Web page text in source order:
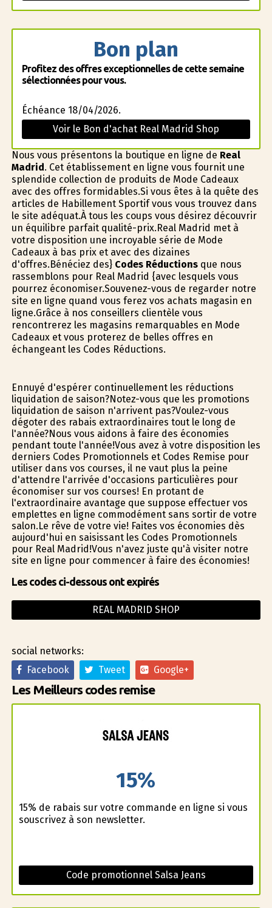
Bon plan
Profitez des offres exceptionnelles de cette semaine
sélectionnées pour vous.
Échéance 18/04/2026.
Voir le Bon d'achat Real Madrid Shop
Nous vous présentons la boutique en ligne de Real
Madrid. Cet établissement en ligne vous fournit une
splendide collection de produits de Mode Cadeaux
avec des offres formidables.Si vous êtes à la quête des
articles de Habillement Sportif vous vous trouvez dans
le site adéquat.À tous les coups vous désirez découvrir
un équilibre parfait qualité-prix.Real Madrid met à
votre disposition une incroyable série de Mode
Cadeaux à bas prix et avec des dizaines
d'offres.Bénéficiez des} Codes Réductionsque nous
rassemblons pour Real Madrid {avec lesquels vous
pourrez économiser.Souvenez-vous de regarder notre
site en ligne quand vous ferez vos achats magasin en
ligne.Grâce à nos conseillers clientèle vous
rencontrerez les magasins remarquables en Mode
Cadeaux et vous profiterez de belles offres en
échangeant les Codes Réductions.
Ennuyé d'espérer continuellement les réductions
liquidation de saison?Notez-vous que les promotions
liquidation de saison n'arrivent pas?Voulez-vous
dégoter des rabais extraordinaires tout le long de
l'année?Nous vous aidons à faire des économies
pendant toute l'année!Vous avez à votre disposition les
derniers Codes Promotionnels et Codes Remise pour
utiliser dans vos courses, il ne vaut plus la peine
d'attendre l'arrivée d'occasions particulières pour
économiser sur vos courses! En profitant de
l'extraordinaire avantage que suppose effectuer vos
emplettes en ligne commodément sans sortir de votre
salon.Le rêve de votre vie! Faites vos économies dès
aujourd'hui en saisissant les Codes Promotionnels
pour Real Madrid!Vous n'avez juste qu'à visiter notre
site en ligne pour commencer à faire des économies!
Les codes ci-dessous ont expirés
REAL MADRID SHOP
social networks:
Facebook
Tweet Google+
Les Meilleurs codes remise
15%
15% de rabais sur votre commande en ligne si vous
souscrivez à son newsletter.
Code promotionnel Salsa Jeans